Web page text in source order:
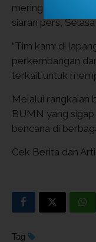
meringankan
siaran pers,
“Tim kami di
perkembangan
terkait untuk
Melalui rangkaian
BUMN yang
bencana di
Cek Berita dan
Tag